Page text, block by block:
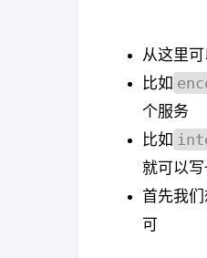
从这里
比如
个服务
比如
就可以
首先我
可